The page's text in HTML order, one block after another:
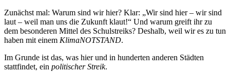
Zunächst mal: Warum sind wir hier? Klar: „Wir sind hier – wir sind
laut – weil man uns die Zukunft klaut!“ Und warum greift ihr zu
dem besonderen Mittel des Schulstreiks? Deshalb, weil wir es zu tun
haben mit einem KlimaNOTSTAND.
Im Grunde ist das, was hier und in hunderten anderen Städten
stattfindet, ein politischer Streik.